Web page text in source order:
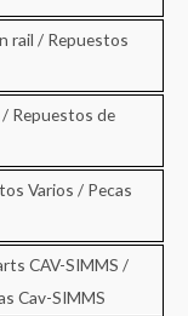
rail / Repuestos
Repuestos de
Varios / Pecas
CAV-SIMMS /
Cav-SIMMS